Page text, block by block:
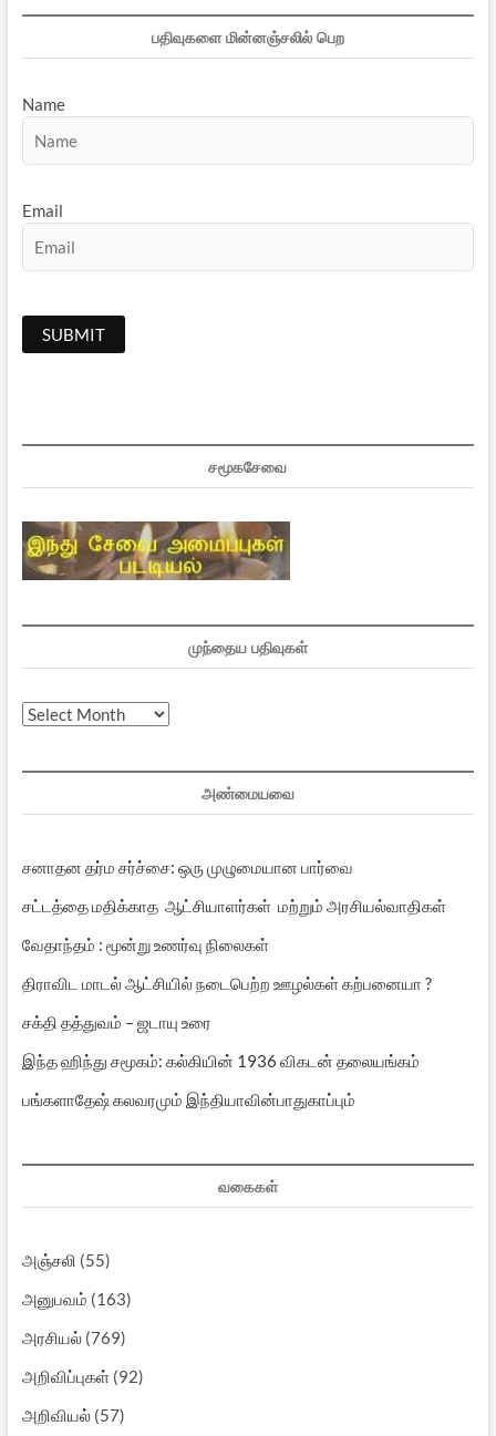
பதிவுகளை மின்னஞ்சலில் பெற
Name
Email
சமூகசேவை
முந்தைய பதிவுகள்
முந்தைய
அண்மையவை
சனாதன தர்ம சர்ச்சை: ஒரு முழுமையான பார்வை
சட்டத்தை மதிக்காத ஆட்சியாளர்கள் மற்றும் அரசியல்வாதிகள்
வேதாந்தம் : மூன்று உணர்வு நிலைகள்
திராவிட மாடல் ஆட்சியில் நடைபெற்ற ஊழல்கள் கற்பனையா ?
சக்தி தத்துவம் – ஜடாயு உரை
இந்த ஹிந்து சமூகம்: கல்கியின் 1936 விகடன் தலையங்கம்
பங்களாதேஷ் கலவரமும் இந்தியாவின்பாதுகாப்பும்
வகைகள்
அஞ்சலி (55)
அனுபவம் (163)
அரசியல்(769)
அறிவிப்புகள்(92)
அறிவியல்(57)